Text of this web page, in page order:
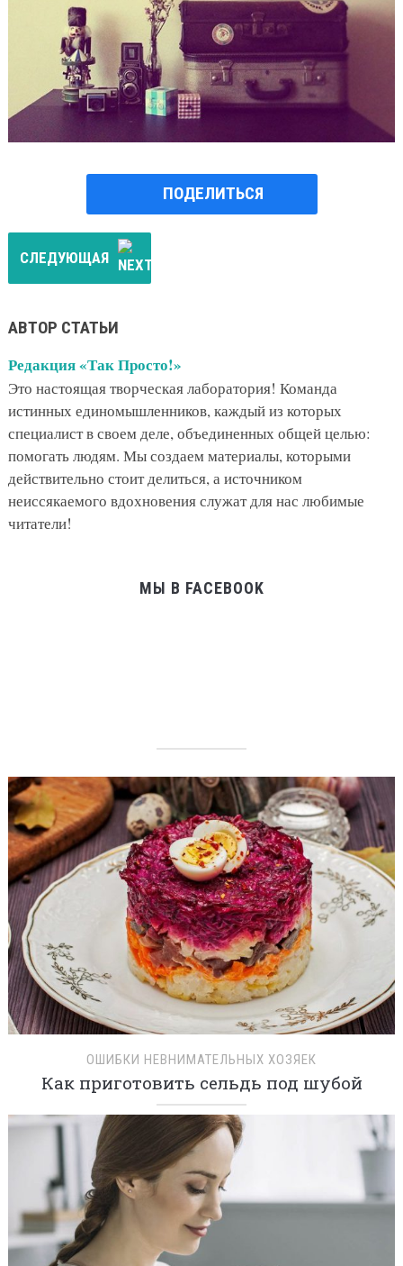
ПОДЕЛИТЬСЯ
СЛЕДУЮЩАЯ
АВТОР СТАТЬИ
Редакция «Так Просто!»
Это настоящая творческая лаборатория! Команда
истинных единомышленников, каждый из которых
специалист в своем деле, объединенных общей целью:
помогать людям. Мы создаем материалы, которыми
действительно стоит делиться, а источником
неиссякаемого вдохновения служат для нас любимые
читатели!
МЫ В FACEBOOK
ОШИБКИ НЕВНИМАТЕЛЬНЫХ ХОЗЯЕК
Как приготовить сельдь под шубой